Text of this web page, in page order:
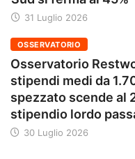
31 Luglio 2026
OSSERVATORIO
Osservatorio
stipendi medi da
spezzato scende al
stipendio lordo
30 Luglio 2026